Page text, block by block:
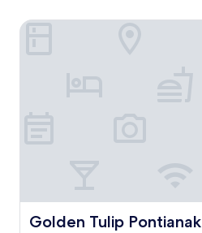
Golden Tulip Pontianak
Golden Tulip Pontianak
Golden Tulip Pontianak